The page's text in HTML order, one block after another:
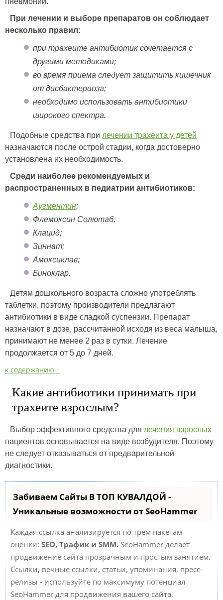
При лечении и выборе препаратов он соблюдает
несколько правил:
при трахеите антибиотик сочетается с
другими методиками;
во время приема следует защитить кишечник
от дисбактериоза;
необходимо использовать антибиотики
широкого спектра.
Подобные средства при лечении трахеита у детей
назначаются после острой стадии, когда достоверно
установлена их необходимость.
Среди наиболее рекомендуемых и
распространенных в педиатрии антибиотиков:
Аугментин;
Флемоксин Солютаб;
Клацид;
Зиннат;
Амоксиклав;
Биноклар.
Детям дошкольного возраста сложно употреблять
таблетки, поэтому производители предлагают
антибиотики в виде сладкой суспензии. Препарат
назначают в дозе, рассчитанной исходя из веса малыша,
принимают не менее 2 раз в сутки. Лечение
продолжается от 5 до 7 дней.
к содержанию ↑
Какие антибиотики принимать при
трахеите взрослым?
Выбор эффективного средства для лечения взрослых
пациентов основывается на виде возбудителя. Поэтому
не следует отказываться от предварительной
диагностики.
Забиваем Сайты В ТОП КУВАЛДОЙ -
Уникальные возможности от SeoHammer
Каждая ссылка анализируется по трем пакетам
оценки: SEO, Трафик и SMM. SeoHammer делает
продвижение сайта прозрачным и простым занятием.
Ссылки, вечные ссылки, статьи, упоминания, пресс-
релизы - используйте по максимуму потенциал
SeoHammer для продвижения вашего сайта.